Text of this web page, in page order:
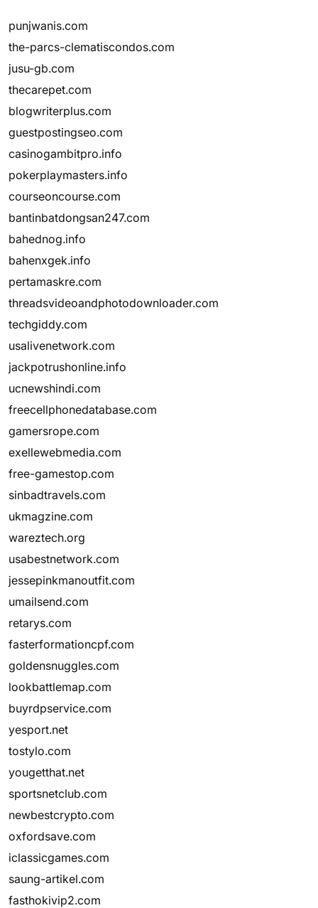
punjwanis.com
the-parcs-clematiscondos.com
jusu-gb.com
thecarepet.com
blogwriterplus.com
guestpostingseo.com
casinogambitpro.info
pokerplaymasters.info
courseoncourse.com
bantinbatdongsan247.com
bahednog.info
bahenxgek.info
pertamaskre.com
threadsvideoandphotodownloader.com
techgiddy.com
usalivenetwork.com
jackpotrushonline.info
ucnewshindi.com
freecellphonedatabase.com
gamersrope.com
exellewebmedia.com
free-gamestop.com
sinbadtravels.com
ukmagzine.com
wareztech.org
usabestnetwork.com
jessepinkmanoutfit.com
umailsend.com
retarys.com
fasterformationcpf.com
goldensnuggles.com
lookbattlemap.com
buyrdpservice.com
yesport.net
tostylo.com
yougetthat.net
sportsnetclub.com
newbestcrypto.com
oxfordsave.com
iclassicgames.com
saung-artikel.com
fasthokivip2.com